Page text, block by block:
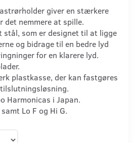
giver en stærkere
det nemmere at spille.
stål, som er designet til at ligge
og bidrage til en bedre lyd
for en klarere lyd.
plastkasse, der kan fastgøres
Harmonicas i Japan.
Lo F og Hi G.